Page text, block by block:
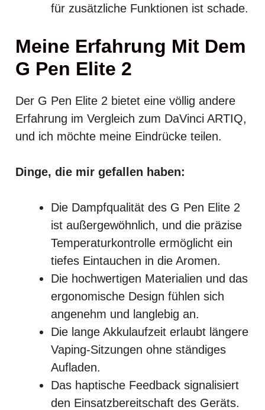
für zusätzliche Funktionen ist schade.
Meine Erfahrung Mit Dem
G Pen Elite 2
Der G Pen Elite 2 bietet eine völlig andere
Erfahrung im Vergleich zum DaVinci ARTIQ,
und ich möchte meine Eindrücke teilen.
Dinge, die mir gefallen haben:
Die Dampfqualität des G Pen Elite 2
ist außergewöhnlich, und die präzise
Temperaturkontrolle ermöglicht ein
tiefes Eintauchen in die Aromen.
Die hochwertigen Materialien und das
ergonomische Design fühlen sich
angenehm und langlebig an.
Die lange Akkulaufzeit erlaubt längere
Vaping-Sitzungen ohne ständiges
Aufladen.
Das haptische Feedback signalisiert
den Einsatzbereitschaft des Geräts.